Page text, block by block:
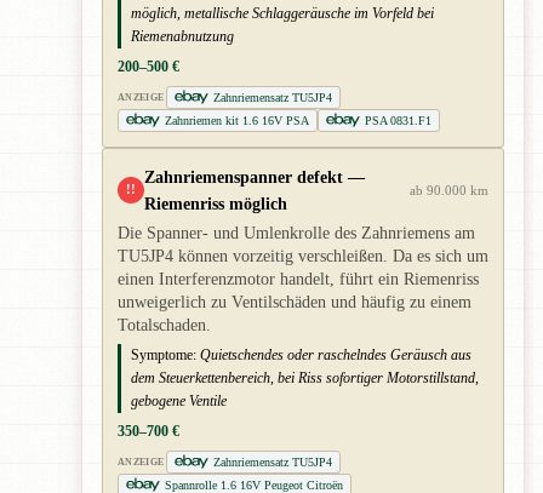
möglich, metallische Schlaggeräusche im Vorfeld bei
Riemenabnutzung
200–500 €
ANZEIGE
Zahnriemensatz TU5JP4
Zahnriemen kit 1.6 16V PSA
PSA 0831.F1
!!
Zahnriemenspanner defekt —
Riemenriss möglich
ab 90.000 km
Die Spanner- und Umlenkrolle des Zahnriemens am
TU5JP4 können vorzeitig verschleißen. Da es sich um
einen Interferenzmotor handelt, führt ein Riemenriss
unweigerlich zu Ventilschäden und häufig zu einem
Totalschaden.
Symptome: Quietschendes oder raschelndes Geräusch aus
dem Steuerkettenbereich, bei Riss sofortiger Motorstillstand,
gebogene Ventile
350–700 €
ANZEIGE
Zahnriemensatz TU5JP4
Spannrolle 1.6 16V Peugeot Citroën